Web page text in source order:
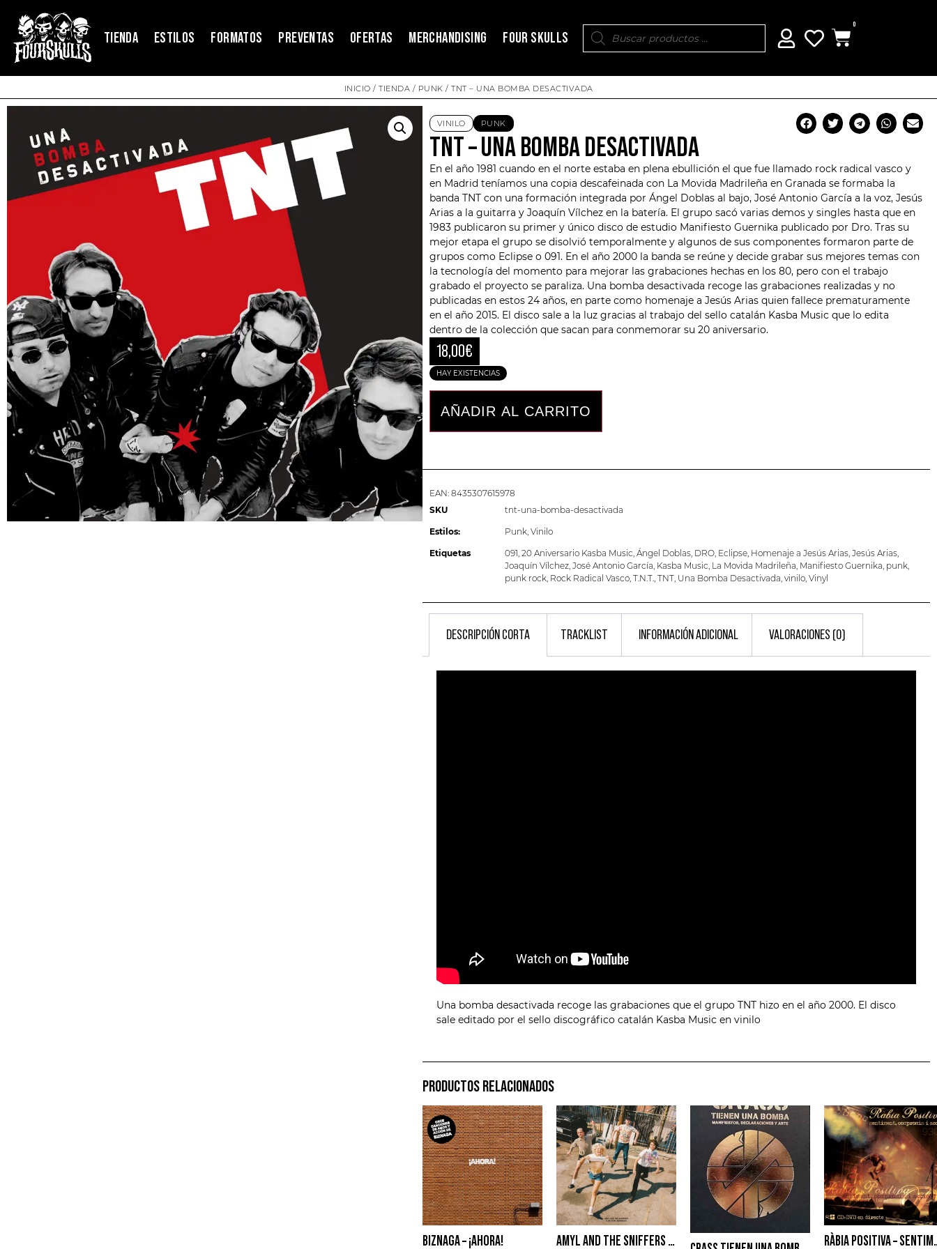
TIENDA ESTILOS FORMATOS PREVENTAS OFERTAS MERCHANDISING FOUR SKULLS
0
INICIO / TIENDA / PUNK / TNT – UNA BOMBA DESACTIVADA
VINILO PUNK
TNT – UNA BOMBA DESACTIVADA
En el año 1981 cuando en el norte estaba en plena ebullición el que fue llamado rock radical vasco y
en Madrid teníamos una copia descafeinada con La Movida Madrileña en Granada se formaba la
banda TNTcon una formación integrada por Ángel Doblas al bajo, José Antonio García a la voz, Jesús
Arias a la guitarra y Joaquín Vílchez en la batería. El grupo sacó varias demos y singles hasta que en
1983 publicaron su primer y único disco de estudio Manifiesto Guernika publicado por Dro. Tras su
mejor etapa el grupo se disolvió temporalmente y algunos de sus componentes formaron parte de
grupos como Eclipse o 091. En el año 2000 la banda se reúne y decide grabar sus mejores temas con
la tecnología del momento para mejorar las grabaciones hechas en los 80, pero con el trabajo
grabado el proyecto se paraliza. Una bomba desactivada recoge las grabaciones realizadas y no
publicadas en estos 24 años, en parte como homenaje a Jesús Arias quien fallece prematuramente
en el año 2015. El disco sale a la luz gracias al trabajo del sello catalán Kasba Musicque lo edita
dentro de la colección que sacan para conmemorar su 20 aniversario.
18,00€
HAY EXISTENCIAS
AÑADIR AL CARRITO
EAN: 8435307615978
SKU
tnt-una-bomba-desactivada
Estilos: Punk, Vinilo
Etiquetas 091, 20 Aniversario Kasba Music, Ángel Doblas, DRO, Eclipse, Homenaje a Jesús Arias, Jesús Arias,
Joaquín Vílchez, José Antonio García, Kasba Music, La Movida Madrileña, Manifiesto Guernika, punk,
punk rock, Rock Radical Vasco, T.N.T., TNT, Una Bomba Desactivada, vinilo, Vinyl
DESCRIPCIÓN CORTA TRACKLIST INFORMACIÓN ADICIONAL VALORACIONES (0)
Una bomba desactivada recoge las grabaciones que el grupo TNT hizo en el año 2000. El disco
sale editado por el sello discográfico catalán Kasba Music en vinilo
PRODUCTOS RELACIONADOS
BIZNAGA – ¡AHORA! AMYL AND THE SNIFFERS – CARTOON DARKNESS RÀBIA